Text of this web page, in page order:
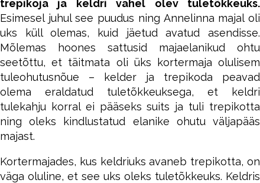
trepikoja ja keldri vahel olev tuletõkkeuks.
Esimesel juhul see puudus ning Annelinna majal oli
uks küll olemas, kuid jäetud avatud asendisse.
Mõlemas hoones sattusid majaelanikud ohtu
seetõttu, et täitmata oli üks kortermaja olulisem
tuleohutusnõue – kelder ja trepikoda peavad
olema eraldatud tuletõkkeuksega, et keldri
tulekahju korral ei pääseks suits ja tuli trepikotta
ning oleks kindlustatud elanike ohutu väljapääs
majast.
Kortermajades, kus keldriuks avaneb trepikotta, on
väga oluline, et see uks oleks tuletõkkeuks. Keldris